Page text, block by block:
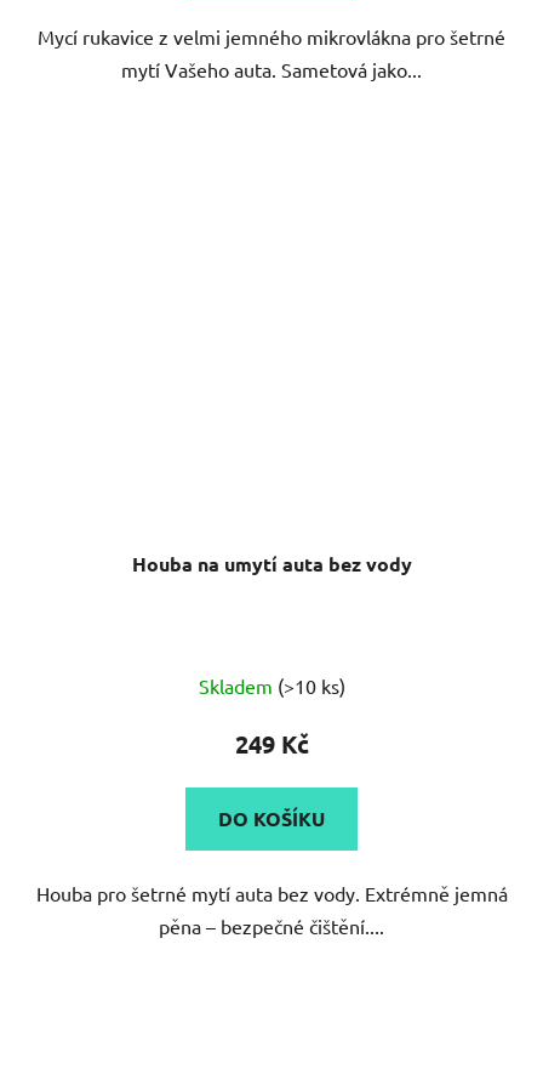
hvězdiček.
Mycí rukavice z velmi jemného mikrovlákna pro šetrné
mytí Vašeho auta. Sametová jako...
Houba na umytí auta bez vody
Skladem (>10 ks)
249 Kč
DO KOŠÍKU
Houba pro šetrné mytí auta bez vody. Extrémně jemná
pěna – bezpečné čištění....